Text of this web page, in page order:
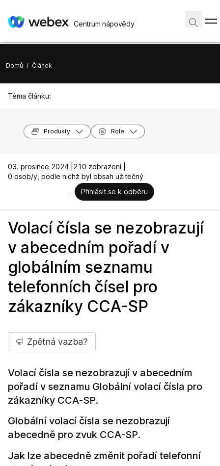
Centrum nápovědy
Domů / Článek
Téma článku:
Produkty Role
03. prosince 2024 |
210 zobrazení |
0 osob/y, podle nichž byl obsah užitečný
Přihlásit se k odběru
Volací čísla se nezobrazují
v abecedním pořadí v
globálním seznamu
telefonních čísel pro
zákazníky CCA-SP
Zpětná vazba?
Volací čísla se nezobrazují v abecedním
pořadí v seznamu Globální volací čísla pro
zákazníky CCA-SP.
Globální volací čísla se nezobrazují
abecedně pro zvuk CCA-SP.
Jak lze abecedně změnit pořadí telefonní